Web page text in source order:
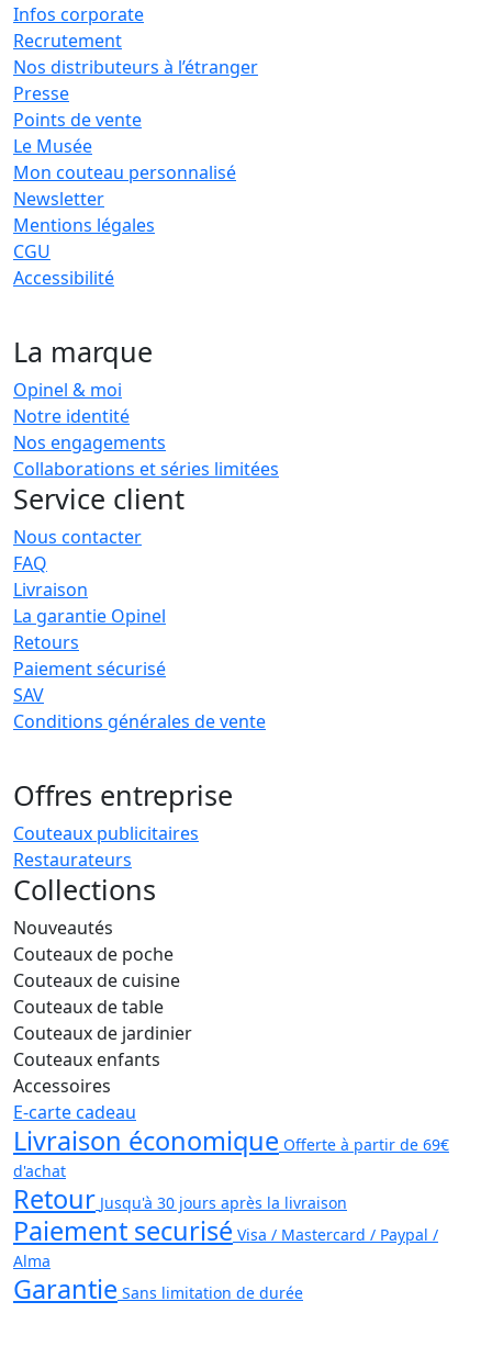
Infos corporate
Recrutement
Nos distributeurs à l’étranger
Presse
Points de vente
Le Musée
Mon couteau personnalisé
Newsletter
Mentions légales
CGU
Accessibilité
La marque
Opinel & moi
Notre identité
Nos engagements
Collaborations et séries limitées
Service client
Nous contacter
FAQ
Livraison
La garantie Opinel
Retours
Paiement sécurisé
SAV
Conditions générales de vente
Offres entreprise
Couteaux publicitaires
Restaurateurs
Collections
Nouveautés
Couteaux de poche
Couteaux de cuisine
Couteaux de table
Couteaux de jardinier
Couteaux enfants
Accessoires
E-carte cadeau
Livraison économique Offerte à partir de 69€
d'achat
Retour Jusqu'à 30 jours après la livraison
Paiement securisé Visa / Mastercard / Paypal /
Alma
Garantie Sans limitation de durée